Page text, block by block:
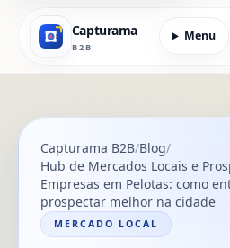
Capturama
B2B
Menu
Capturama B2B Blog
Hub de Mercados Locais e
Empresas em Pelotas: como
prospectar melhor na cidade
MERCADO LOCAL